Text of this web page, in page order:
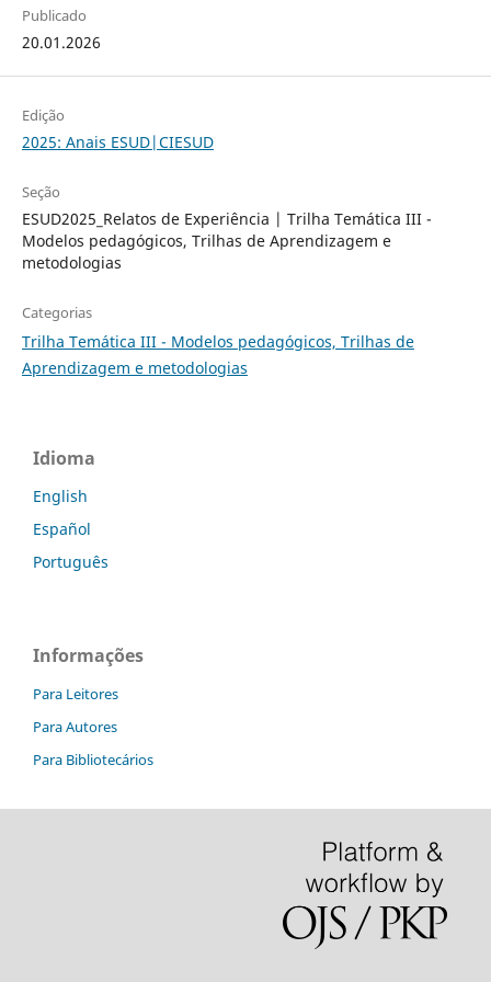
Publicado
20.01.2026
Edição
2025: Anais ESUD|CIESUD
Seção
ESUD2025_Relatos de Experiência | Trilha Temática III -
Modelos pedagógicos, Trilhas de Aprendizagem e
metodologias
Categorias
Trilha Temática III - Modelos pedagógicos, Trilhas de
Aprendizagem e metodologias
Idioma
English
Español
Português
Informações
Para Leitores
Para Autores
Para Bibliotecários